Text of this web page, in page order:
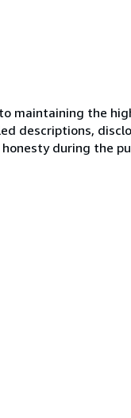
maintaining the
descriptions,
during the